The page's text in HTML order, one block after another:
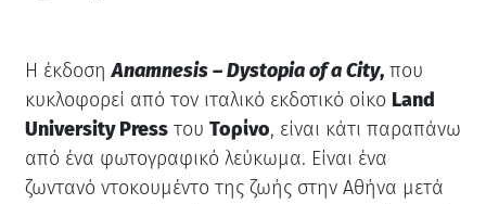
Η έκδοσηAnamnesis – Dystopia of a City,που
κυκλοφορεί από τον ιταλικό εκδοτικό οίκο Land
University Pressτου Τορίνο, είναι κάτι παραπάνω
από ένα φωτογραφικό λεύκωμα. Είναι ένα
ζωντανό ντοκουμέντο της ζωής στην Αθήνα μετά